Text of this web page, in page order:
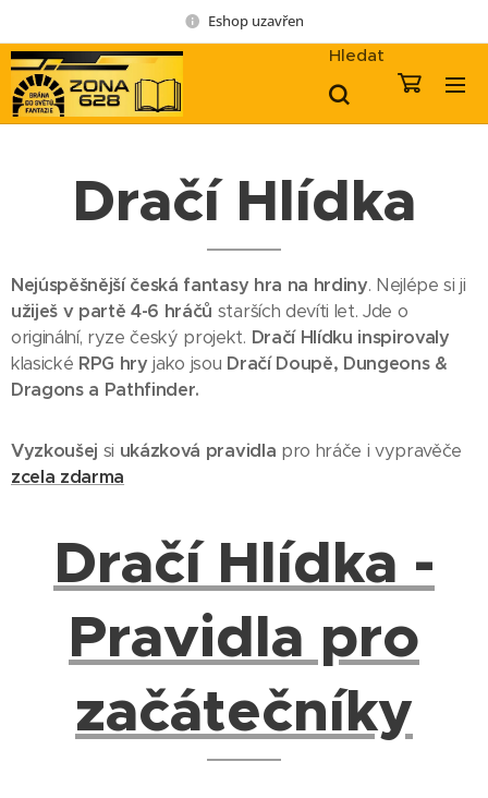
Eshop uzavřen
Hledat
Dračí Hlídka
Nejúspěšnější česká fantasy hra na hrdiny. Nejlépe si ji
užiješ v partě 4-6 hráčů starších devíti let. Jde o
originální, ryze český projekt. Dračí Hlídku inspirovaly
klasické RPG hryjako jsou Dračí Doupě, Dungeons &
Dragons a Pathfinder.
Vyzkoušej si ukázková pravidla pro hráče i vypravěče
zcela zdarma
Dračí Hlídka -
Pravidla pro
začátečníky